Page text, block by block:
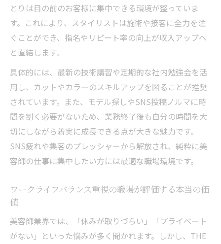
とりは目の前のお客様に集中できる環境が整っていま
す。これにより、スタイリストは施術や接客に全力を注
ぐことができ、指名やリピート率の向上が収入アップへ
と直結します。
具体的には、最新の技術講習や定期的な社内勉強会を活
用し、カットやカラーのスキルアップを図ることが推奨
されています。また、モデル探しやSNS投稿ノルマに時
間を割く必要がないため、業務終了後も自分の時間を大
切にしながら着実に成長できる点が大きな魅力です。
SNS疲れや集客のプレッシャーから解放され、純粋に美
容師の仕事に集中したい方には最適な職場環境です。
ワークライフバランス重視の職場が評価する本当の価
値
美容師業界では、「休みが取りづらい」「プライベート
がない」といった悩みが多く聞かれます。しかし、THE